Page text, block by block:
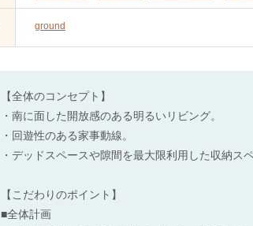
ground
【全体のコンセプト】
・南に面した開放感のある明るいリビング。
・回遊性のある家事動線。
・デッドスペースや隙間を最大限利用した収納スペ
【こだわりのポイント】
■全体計画